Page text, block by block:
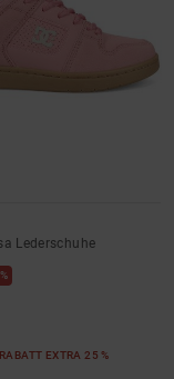
Lederschuhe
EXTRA 25 %